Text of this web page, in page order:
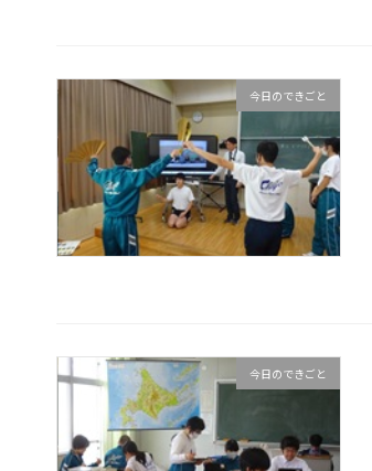
今日のできごと
今日のできごと